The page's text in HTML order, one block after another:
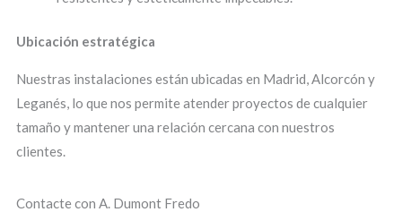
Ubicación estratégica
Nuestras instalaciones están ubicadas en Madrid, Alcorcón y
Leganés, lo que nos permite atender proyectos de cualquier
tamaño y mantener una relación cercana con nuestros
clientes.
Contacte con A. Dumont Fredo